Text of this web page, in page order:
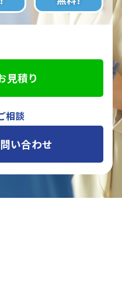
見積り
相談
い合わせ